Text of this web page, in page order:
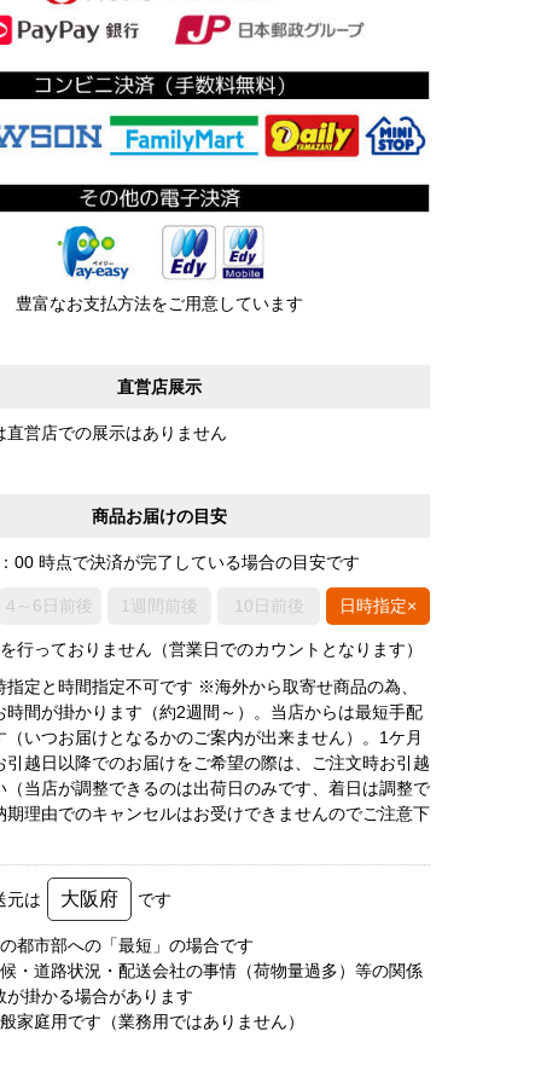
豊富なお支払方法をご用意しています
直営店展示
直営店での展示はありません
商品お届けの目安
00 時点で決済が完了している場合の目安です
4～6日前後 1週間前後 10日前後 日時指定×
行っておりません（営業日でのカウントとなります）
定と時間指定不可です ※海外から取寄せ商品の為、
時間が掛かります（約2週間～）。当店からは最短手配
（いつお届けとなるかのご案内が出来ません）。1ケ月
引越日以降でのお届けをご希望の際は、ご注文時お引越
（当店が調整できるのは出荷日のみです、着日は調整で
期理由でのキャンセルはお受けできませんのでご注意下
元は 大阪府 です
都市部への「最短」の場合です
・道路状況・配送会社の事情（荷物量過多）等の関係
が掛かる場合があります
家庭用です（業務用ではありません）